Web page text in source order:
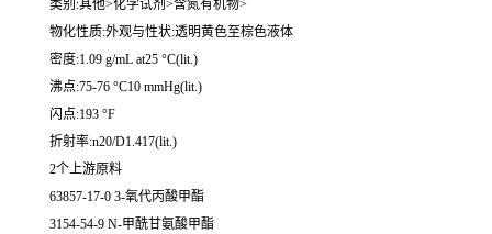
类别:其他>化学试剂>含氮有机物>
物化性质:外观与性状:透明黄色至棕色液体
密度:1.09 g/mL at25 °C(lit.)
沸点:75-76 °C10 mmHg(lit.)
闪点:193 °F
折射率:n20/D1.417(lit.)
2个上游原料
63857-17-0 3-氧代丙酸甲酯
3154-54-9 N-甲酰甘氨酸甲酯